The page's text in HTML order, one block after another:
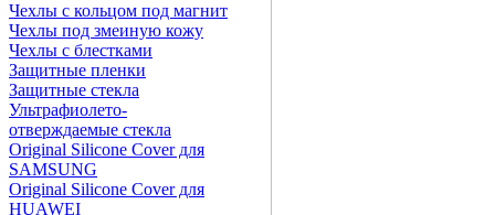
Чехлы с кольцом под магнит
Чехлы под змеиную кожу
Чехлы с блестками
Защитные пленки
Защитные стекла
Ультрафиолето-
отверждаемые стекла
Original Silicone Cover для
SAMSUNG
Original Silicone Cover для
HUAWEI